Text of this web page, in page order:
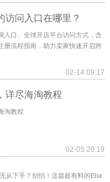
访问入口在哪里？
入口、全球开店平台访问方式，含
册流程指南，助力卖家快速开启跨
02-14 09:17
详尽海淘教程
淘教程
02-05 20:19
从下手？别怕！这篇超有料的Eba